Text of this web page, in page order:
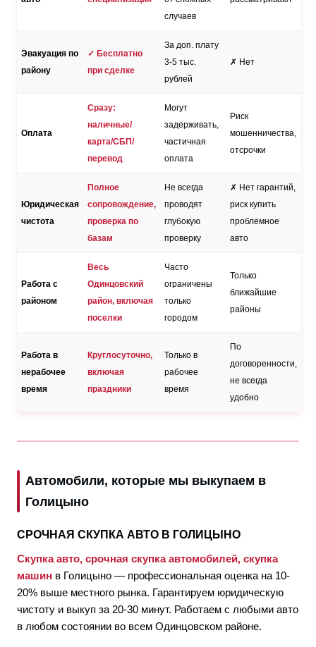
случаев
Эвакуация по
району
✓ Бесплатно
при сделке
За доп. плату
3-5 тыс.
рублей
✗ Нет
Оплата
Сразу:
наличные/
карта/СБП/
перевод
Могут
задерживать,
частичная
оплата
Риск
мошенничества,
отсрочки
Юридическая
чистота
Полное
сопровождение,
проверка по
базам
Не всегда
проводят
глубокую
проверку
✗ Нет гарантий,
риск купить
проблемное
авто
Работа с
районом
Весь
Одинцовский
район, включая
поселки
Часто
ограничены
только
городом
Только
ближайшие
районы
Работа в
нерабочее
время
Круглосуточно,
включая
праздники
Только в
рабочее
время
По
договоренности,
не всегда
удобно
Автомобили, которые мы выкупаем в
Голицыно
СРОЧНАЯ СКУПКА АВТО В ГОЛИЦЫНО
Скупка авто, срочная скупка автомобилей, скупка
машин в Голицыно — профессиональная оценка на 10-
20% выше местного рынка. Гарантируем юридическую
чистоту и выкуп за 20-30 минут. Работаем с любыми авто
в любом состоянии во всем Одинцовском районе.